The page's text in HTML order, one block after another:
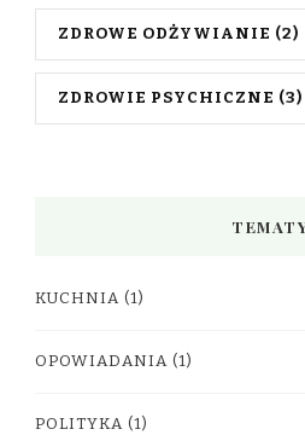
ZDROWE ODŻYWIANIE (2)
ZDROWIE PSYCHICZNE (3)
KUCHNIA (1)
OPOWIADANIA (1)
POLITYKA (1)